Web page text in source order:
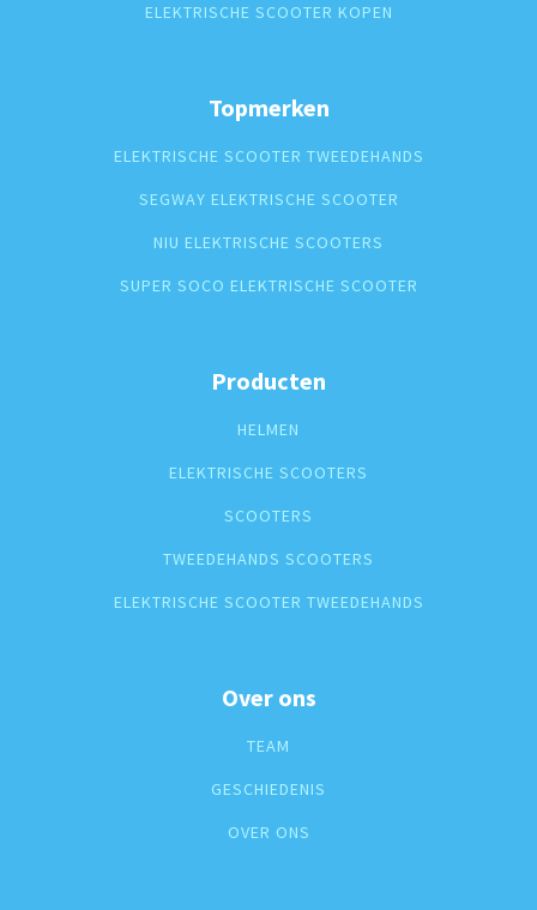
ELEKTRISCHE SCOOTER KOPEN
Topmerken
ELEKTRISCHE SCOOTER TWEEDEHANDS
SEGWAY ELEKTRISCHE SCOOTER
NIU ELEKTRISCHE SCOOTERS
SUPER SOCO ELEKTRISCHE SCOOTER
Producten
HELMEN
ELEKTRISCHE SCOOTERS
SCOOTERS
TWEEDEHANDS SCOOTERS
ELEKTRISCHE SCOOTER TWEEDEHANDS
Over ons
TEAM
GESCHIEDENIS
OVER ONS